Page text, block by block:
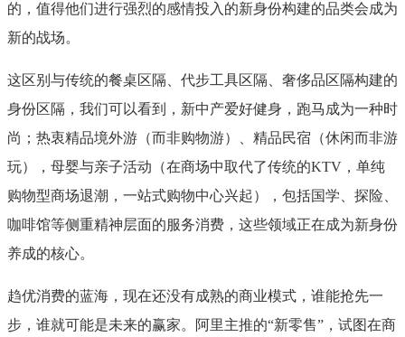
的，值得他们进行强烈的感情投入的新身份构建的品类会成为
新的战场。
这区别与传统的餐桌区隔、代步工具区隔、奢侈品区隔构建的
身份区隔，我们可以看到，新中产爱好健身，跑马成为一种时
尚；热衷精品境外游（而非购物游）、精品民宿（休闲而非游
玩），母婴与亲子活动（在商场中取代了传统的KTV，单纯
购物型商场退潮，一站式购物中心兴起），包括国学、探险、
咖啡馆等侧重精神层面的服务消费，这些领域正在成为新身份
养成的核心。
趋优消费的蓝海，现在还没有成熟的商业模式，谁能抢先一
步，谁就可能是未来的赢家。阿里主推的“新零售”，试图在商